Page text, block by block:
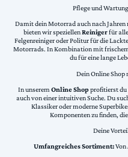
Pflege und
Damit dein Motorrad auch nach
bieten wir speziellenReinigerfür
Felgenreiniger oder Politur für die
Motorrads. In Kombination mit
du für eine lange
Dein Online Shop
In unserem Online Shopprofitierst du
auch von einer intuitiven Suche. Du
Klassiker oder moderne
Komponenten zu finden,
Deine
Umfangreiches Sortiment:Von